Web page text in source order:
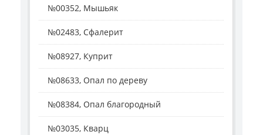
№00352, Мышьяк
№02483, Сфалерит
№08927, Куприт
№08633, Опал по дереву
№08384, Опал благородный
№03035, Кварц